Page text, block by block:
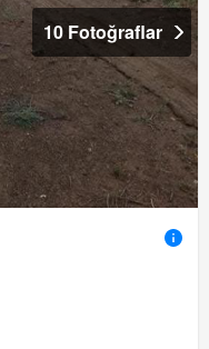
10 Fotoğraflar